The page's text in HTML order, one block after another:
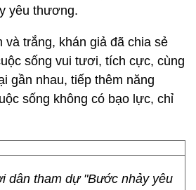
yêu thương.
và trắng, khán giả đã chia sẻ
sống vui tươi, tích cực, cùng
gần nhau, tiếp thêm năng
sống không có bạo lực, chỉ
dân tham dự "Bước nhảy yêu